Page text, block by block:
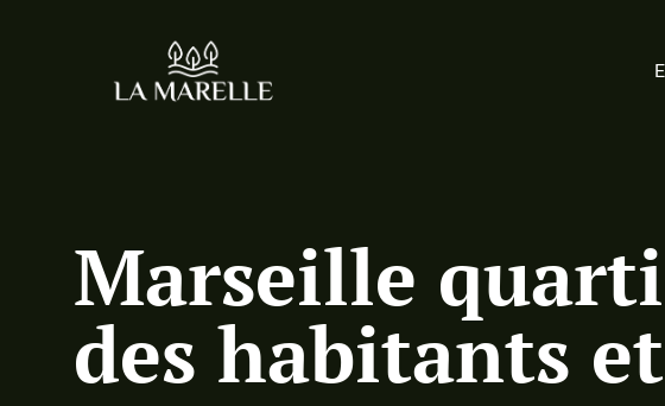
Marseille
des habitants